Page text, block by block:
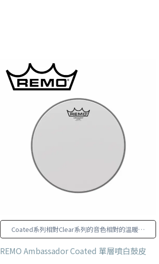
Coated系列相對Clear系列的音色相對的溫暖一
些
REMO Ambassador Coated 單層噴白鼓皮